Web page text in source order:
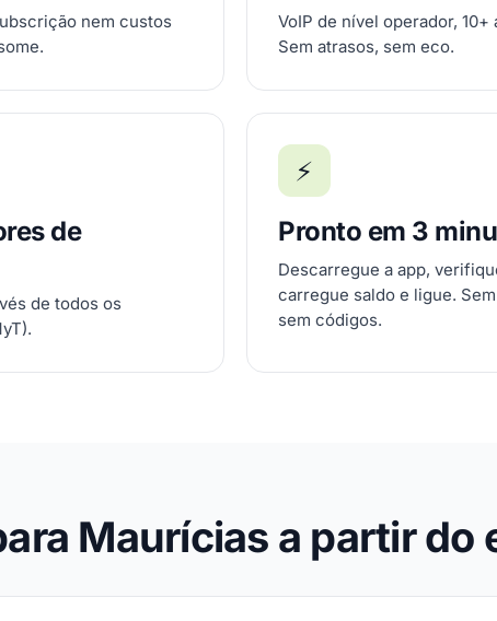
nem custos
VoIP de nível operador,
Sem atrasos, sem eco.
de
de todos os
⚡
Pronto em 3
Descarregue a app,
carregue saldo e ligue.
sem códigos.
Maurícias a partir do